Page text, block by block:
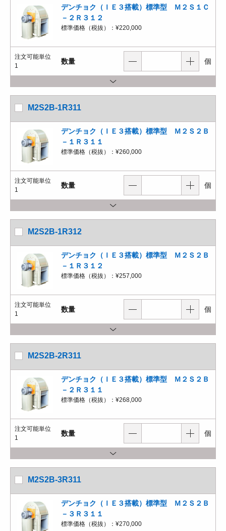
デンチョク（ＩＥ３搭載）標準型 Ｍ２Ｓ１Ｃ
－２Ｒ３１２
標準価格（税抜）： ¥220,000
注文可能単位
1
数量 個
M2S2B-1R311
デンチョク（ＩＥ３搭載）標準型 Ｍ２Ｓ２Ｂ
－１Ｒ３１１
標準価格（税抜）： ¥260,000
注文可能単位
1
数量 個
M2S2B-1R312
デンチョク（ＩＥ３搭載）標準型 Ｍ２Ｓ２Ｂ
－１Ｒ３１２
標準価格（税抜）： ¥257,000
注文可能単位
1
数量 個
M2S2B-2R311
デンチョク（ＩＥ３搭載）標準型 Ｍ２Ｓ２Ｂ
－２Ｒ３１１
標準価格（税抜）： ¥268,000
注文可能単位
1
数量 個
M2S2B-3R311
デンチョク（ＩＥ３搭載）標準型 Ｍ２Ｓ２Ｂ
－３Ｒ３１１
標準価格（税抜）： ¥270,000